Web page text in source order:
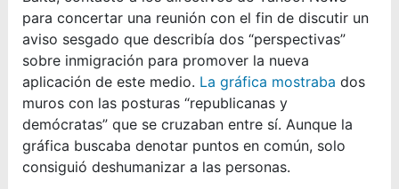
para concertar una reunión con el fin de discutir un
aviso sesgado que describía dos “perspectivas”
sobre inmigración para promover la nueva
aplicación de este medio. La gráfica mostraba dos
muros con las posturas “republicanas y
demócratas” que se cruzaban entre sí. Aunque la
gráfica buscaba denotar puntos en común, solo
consiguió deshumanizar a las personas.